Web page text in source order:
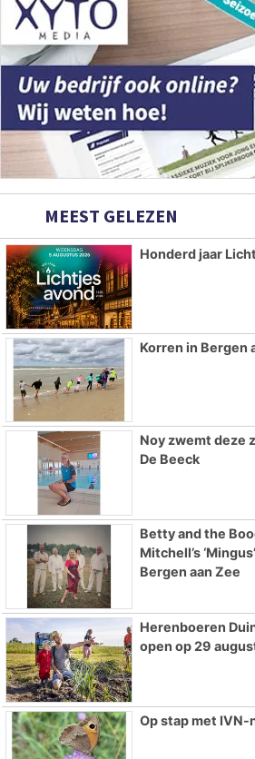
MEEST GELEZEN
Honderd jaar
Korren in Bergen
Noy zwemt deze
De Beeck
Betty and the
Mitchell’s
Bergen aan Zee
Herenboeren
open op 29
Op stap met